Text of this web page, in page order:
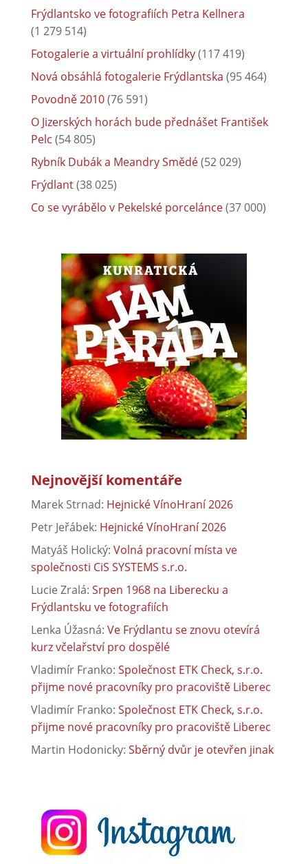
Frýdlantsko ve fotografiích Petra Kellnera
(1 279 514)
Fotogalerie a virtuální prohlídky(117 419)
Nová obsáhlá fotogalerie Frýdlantska (95 464)
Povodně 2010(76 591)
O Jizerských horách bude přednášet František
Pelc (54 805)
Rybník Dubák a Meandry Smědé(52 029)
Frýdlant(38 025)
Co se vyrábělo v Pekelské porcelánce(37 000)
Nejnovější komentáře
Marek Strnad: Hejnické VínoHraní 2026
Petr Jeřábek: Hejnické VínoHraní 2026
Matyáš Holický: Volná pracovní místa ve
společnosti CiS SYSTEMS s.r.o.
Lucie Zralá: Srpen 1968 na Liberecku a
Frýdlantsku ve fotografiích
Lenka Úžasná: Ve Frýdlantu se znovu otevírá
kurz včelařství pro dospělé
Vladimír Franko: Společnost ETK Check, s.r.o.
přijme nové pracovníky pro pracoviště Liberec
Vladimír Franko: Společnost ETK Check, s.r.o.
přijme nové pracovníky pro pracoviště Liberec
Martin Hodonicky: Sběrný dvůr je otevřen jinak